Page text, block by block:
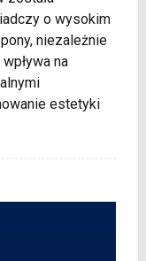
o wysokim
niezależnie
na
estetyki